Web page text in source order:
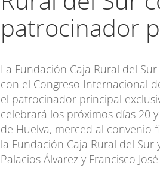
patrocinador
La Fundación Caja Rural del
con el Congreso Internacional
el patrocinador principal
celebrará los próximos días 20
de Huelva, merced al convenio
la Fundación Caja Rural del Sur
Palacios Álvarez y Francisco